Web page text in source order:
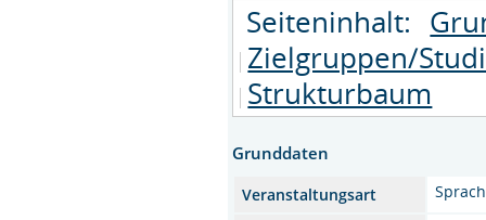
Seiteninhalt:
Zielgruppen/
Strukturbaum
Grunddaten
Veranstaltungsart